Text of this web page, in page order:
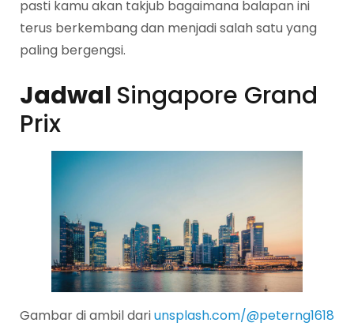
pasti kamu akan takjub bagaimana balapan ini
terus berkembang dan menjadi salah satu yang
paling bergengsi.
Jadwal Singapore Grand
Prix
Gambar di ambil dariunsplash.com/@peterng1618